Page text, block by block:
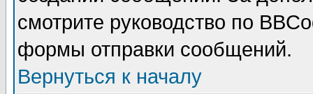
смотрите руководство по
формы отправки сообщений.
Вернуться к началу